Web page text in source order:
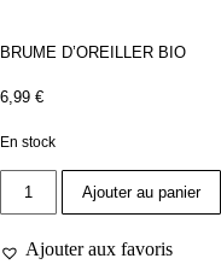
BRUME D’OREILLER BIO
6,99 €
En stock
quantité
Ajouter au panier
Ajouter aux favoris